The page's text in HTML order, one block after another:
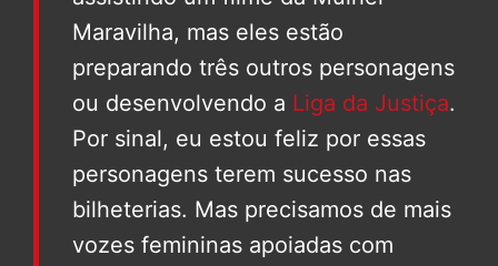
Maravilha, mas eles estão
preparando três outros personagens
ou desenvolvendo a Liga da Justiça.
Por sinal, eu estou feliz por essas
personagens terem sucesso nas
bilheterias. Mas precisamos de mais
vozes femininas apoiadas com